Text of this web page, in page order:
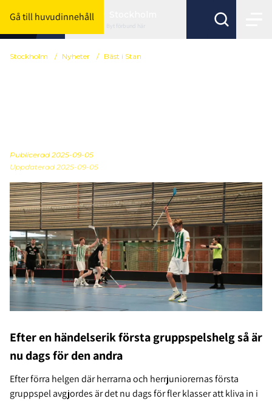
Gå till huvudinnehåll
Byt förbund här
Stockholm / Nyheter / Bäst i Stan
Publicerad 2025-09-05
Uppdaterad 2025-09-05
Efter en händelserik första gruppspelshelg så är
nu dags för den andra
Efter förra helgen där herrarna och herrjuniorernas första
gruppspel avgjordes är det nu dags för fler klasser att kliva in i